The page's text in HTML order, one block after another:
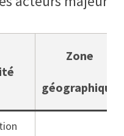
Zone
géographique